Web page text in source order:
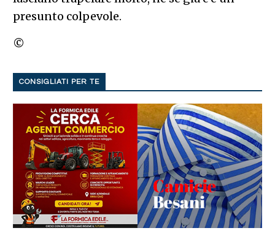
presunto colpevole.
©
CONSIGLIATI PER TE